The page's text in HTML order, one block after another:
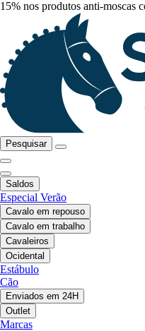
15% nos produtos anti-moscas
Pesquisar
Saldos
Especial Verão
Cavalo em repouso
Cavalo em trabalho
Cavaleiros
Ocidental
Estábulo
Cão
Enviados em 24H
Outlet
Marcas